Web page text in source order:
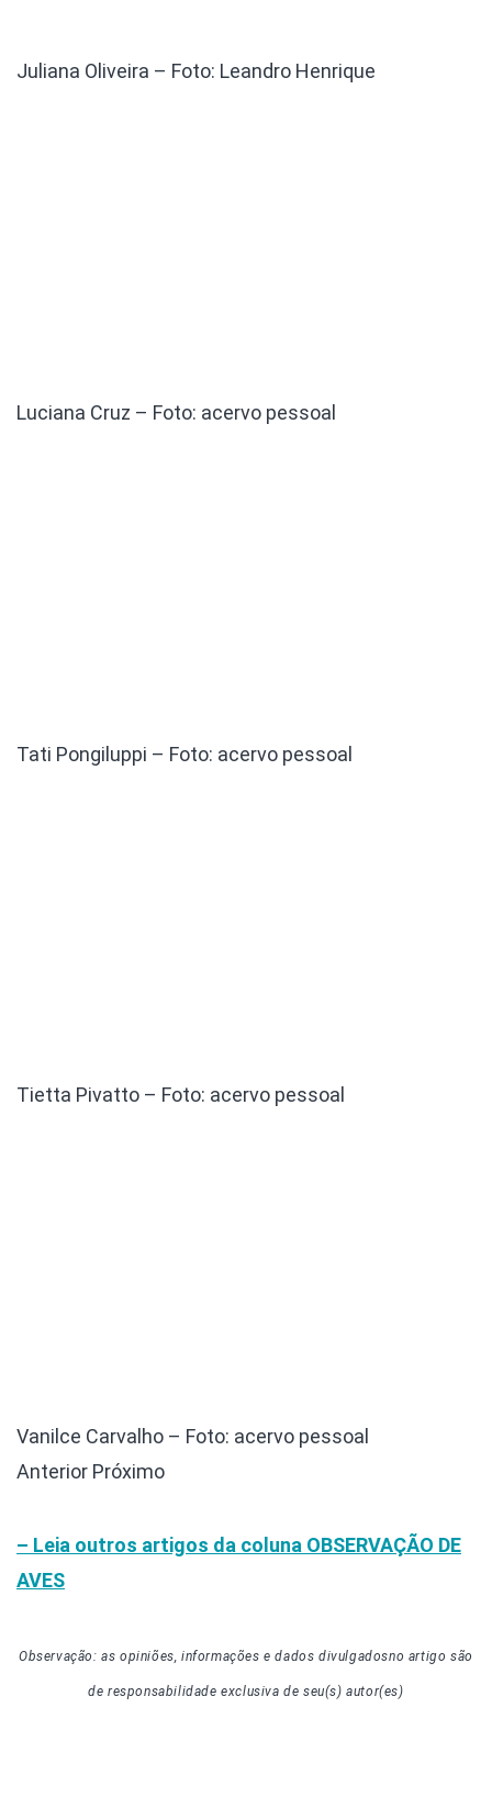
Juliana Oliveira – Foto: Leandro Henrique
Luciana Cruz – Foto: acervo pessoal
Tati Pongiluppi – Foto: acervo pessoal
Tietta Pivatto – Foto: acervo pessoal
Vanilce Carvalho – Foto: acervo pessoal
Anterior Próximo
– Leia outros artigos da coluna OBSERVAÇÃO DE
AVES
Observação: as opiniões, informações e dados divulgadosno artigosão
de responsabilidade exclusiva de seu(s) autor(es)